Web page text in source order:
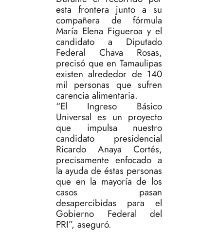
esta frontera junto a su
compañera de fórmula
María Elena Figueroa y el
candidato a Diputado
Federal Chava Rosas,
precisó que en Tamaulipas
existen alrededor de 140
mil personas que sufren
carencia alimentaria.
“El Ingreso Básico
Universal es un proyecto
que impulsa nuestro
candidato presidencial
Ricardo Anaya Cortés,
precisamente enfocado a
la ayuda de éstas personas
que en la mayoría de los
casos pasan
desapercibidas para el
Gobierno Federal del
PRI”, aseguró.